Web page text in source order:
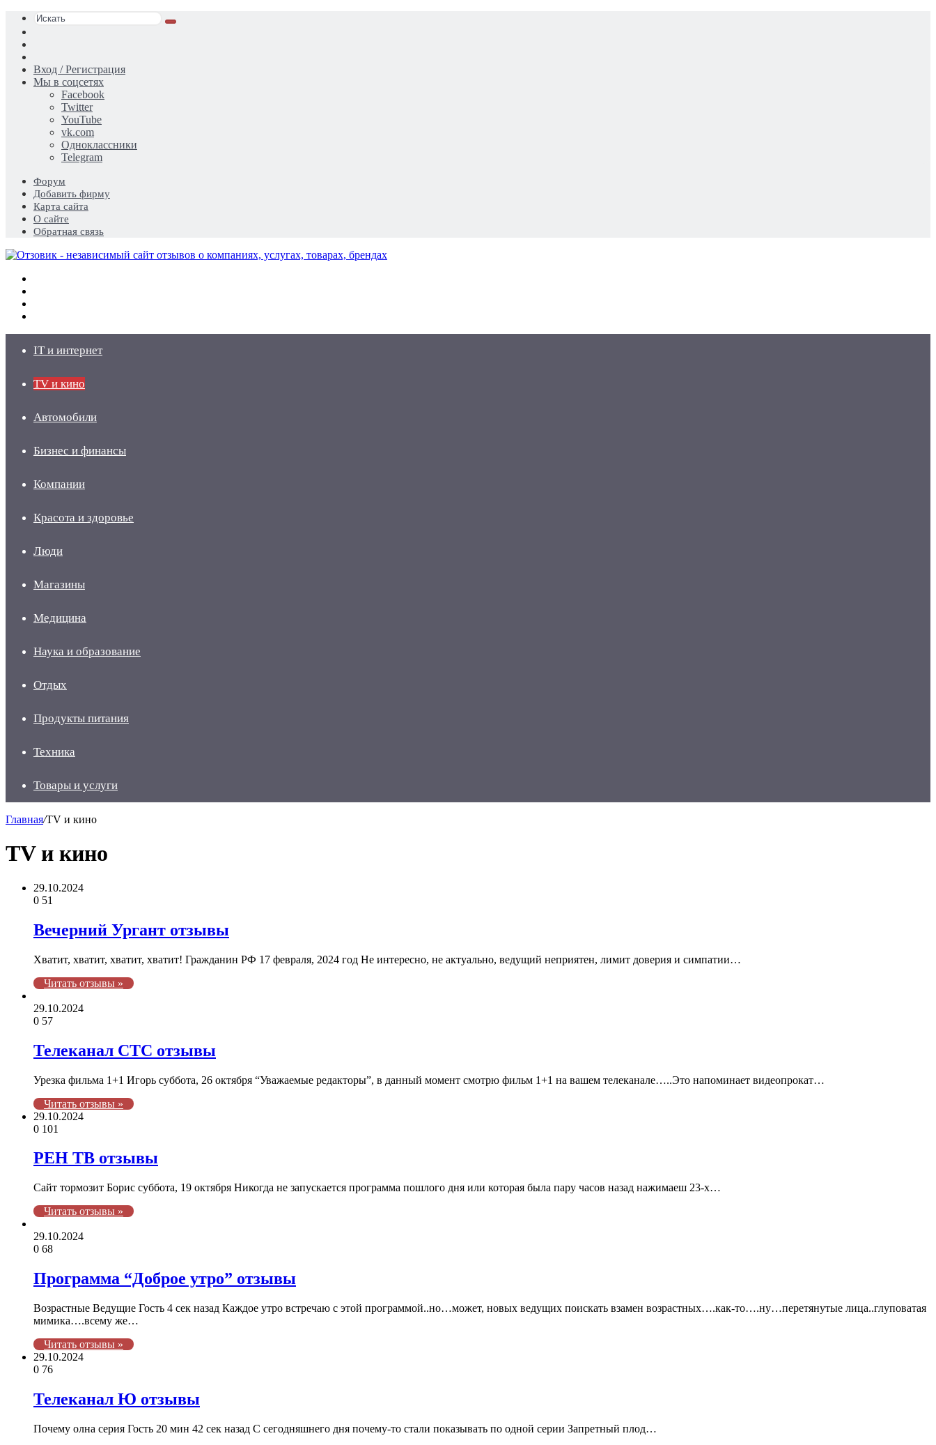
Искать
статья
Вход / Регистрация
Мы в соцсетях
Facebook
Twitter
YouTube
vk.com
Одноклассники
Telegram
Форум
Добавить фирму
Карта сайта
О сайте
Обратная связь
IT и интернет
TV и кино
Автомобили
Бизнес и финансы
Компании
Красота и здоровье
Люди
Магазины
Медицина
Наука и образование
Отдых
Продукты питания
Техника
Товары и услуги
Главная/TV и кино
TV и кино
29.10.2024
0 51
Вечерний Ургант отзывы
Хватит, хватит, хватит, хватит! Гражданин РФ 17 февраля, 2024 год Не интересно, не актуально, ведущий неприятен, лимит доверия и симпатии…
Читать отзывы »
29.10.2024
0 57
Телеканал СТС отзывы
Урезка фильма 1+1 Игорь суббота, 26 октября “Уважаемые редакторы”, в данный момент смотрю фильм 1+1 на вашем телеканале…..Это напоминает видеопрокат…
Читать отзывы »
29.10.2024
0 101
РЕН ТВ отзывы
Сайт тормозит Борис суббота, 19 октября Никогда не запускается программа пошлого дня или которая была пару часов назад нажимаеш 23-х…
Читать отзывы »
29.10.2024
0 68
Программа “Доброе утро” отзывы
Возрастные Ведущие Гость 4 сек назад Каждое утро встречаю с этой программой..но…может, новых ведущих поискать взамен возрастных….как-то….ну…перетянутые лица..глуповатая
мимика….всему же…
Читать отзывы »
29.10.2024
0 76
Телеканал Ю отзывы
Почему олна серия Гость 20 мин 42 сек назад С сегодняшнего дня почему-то стали показывать по одной серии Запретный плод…